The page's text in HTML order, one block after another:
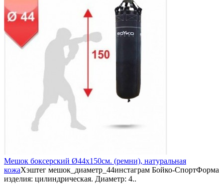
Мешок боксерский Ø44х150см. (ремни), натуральная
кожаХэштег мешок_диаметр_44инстаграм Бойко-СпортФорма
изделия: цилиндрическая. Диаметр: 4..